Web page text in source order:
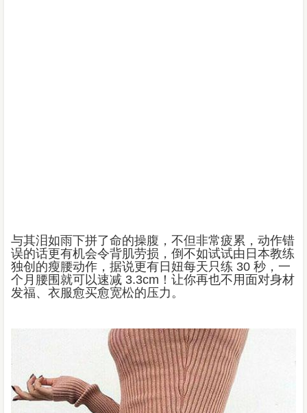
与其泪如雨下拼了命的操腹，不但非常疲累，动作错
误的话更有机会令背肌劳损，倒不如试试由日本教练
独创的瘦腰动作，据说更有日妞每天只练 30 秒，一
个月腰围就可以速减 3.3cm！让你再也不用面对身材
发福、衣服愈买愈宽松的压力。